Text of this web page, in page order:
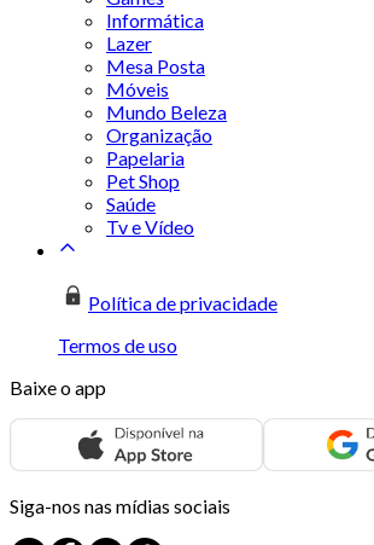
Informática
Lazer
Mesa Posta
Móveis
Mundo Beleza
Organização
Papelaria
Pet Shop
Saúde
Tv e Vídeo
Política de privacidade
Termos de uso
Baixe o app
Siga-nos nas mídias sociais